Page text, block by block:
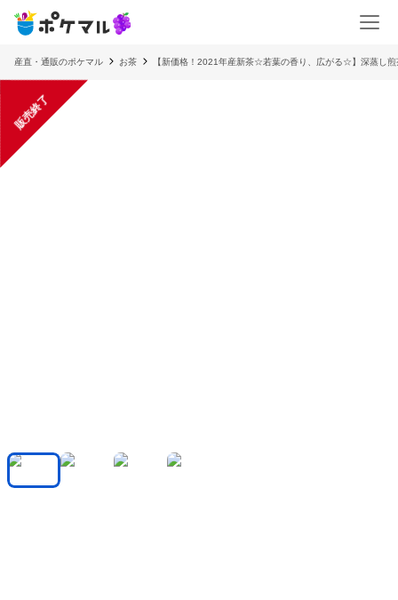
産直・通販のポケマル お茶 【新価格！2021年産新茶☆若葉の香り、広がる☆】深蒸し
販売終了